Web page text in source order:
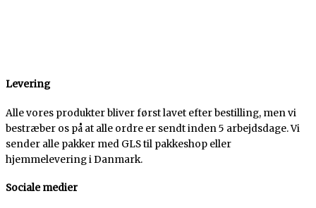
Levering
Alle vores produkter bliver først lavet efter bestilling, men vi
bestræber os på at alle ordre er sendt inden 5 arbejdsdage. Vi
sender alle pakker med GLS til pakkeshop eller
hjemmelevering i Danmark.
Sociale medier